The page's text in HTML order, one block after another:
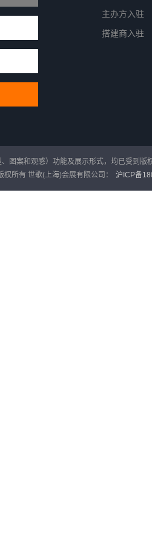
主办方入驻
搭建商入驻
图案和观感）功能及展示形式，均已受到
所有 世歌(上海)会展有限公司：
沪ICP备